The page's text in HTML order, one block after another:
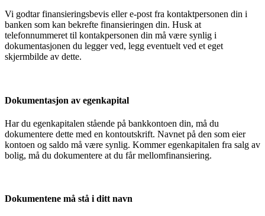
Vi godtar finansieringsbevis eller e-post fra kontaktpersonen din i
banken som kan bekrefte finansieringen din. Husk at
telefonnummeret til kontakpersonen din må være synlig i
dokumentasjonen du legger ved, legg eventuelt ved et eget
skjermbilde av dette.
Dokumentasjon av egenkapital
Har du egenkapitalen stående på bankkontoen din, må du
dokumentere dette med en kontoutskrift. Navnet på den som eier
kontoen og saldo må være synlig. Kommer egenkapitalen fra salg av
bolig, må du dokumentere at du får mellomfinansiering.
Dokumentene må stå i ditt navn